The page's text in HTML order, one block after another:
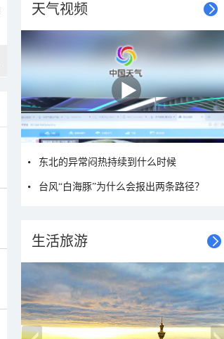
天气视频
东北的异常闷热持续到什么时候
台风“白海豚”为什么会报出两条路径？
生活旅游